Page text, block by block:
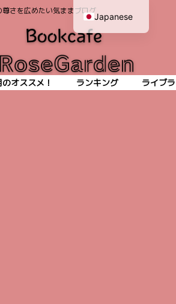
尊さを広めたい気ままブログ
オススメ！ ランキング ライブ
Japanese
English